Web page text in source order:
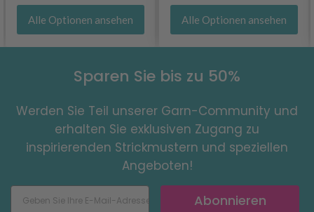
Alle Optionen ansehen Alle Optionen ansehen
Sparen Sie bis zu 50%
Werden Sie Teil unserer Garn-Community und
erhalten Sie exklusiven Zugang zu
inspirierenden Strickmustern und speziellen
Angeboten!
Abonnieren